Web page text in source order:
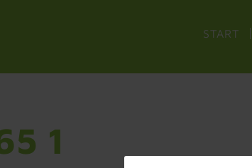
START
1